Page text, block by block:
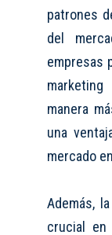
patrones
del
empresas
manera
una
mercado
Además,
crucial en